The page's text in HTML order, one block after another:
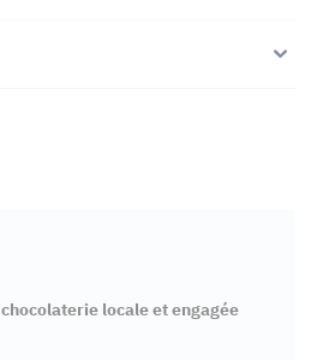
chocolaterie locale et engagée